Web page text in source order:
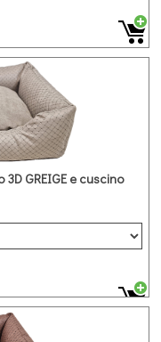
GREIGE e cuscino
GREIGE con incisione
alcantara